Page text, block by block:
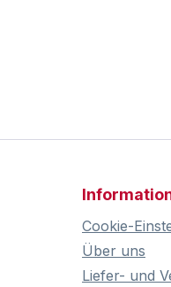
Cookie-
Über uns
Liefer- und